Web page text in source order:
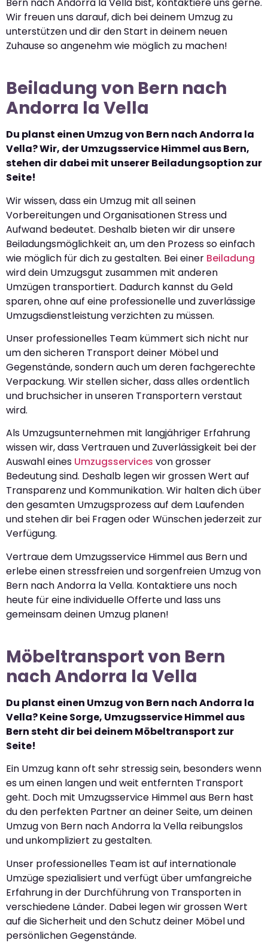
Bern nach Andorra la Vella bist, kontaktiere uns gerne.
Wir freuen uns darauf, dich bei deinem Umzug zu
unterstützen und dir den Start in deinem neuen
Zuhause so angenehm wie möglich zu machen!
Beiladung von Bern nach
Andorra la Vella
Du planst einen Umzug von Bern nach Andorra la
Vella? Wir, der Umzugsservice Himmel aus Bern,
stehen dir dabei mit unserer Beiladungsoption zur
Seite!
Wir wissen, dass ein Umzug mit all seinen
Vorbereitungen und Organisationen Stress und
Aufwand bedeutet. Deshalb bieten wir dir unsere
Beiladungsmöglichkeit an, um den Prozess so einfach
wie möglich für dich zu gestalten. Bei einer Beiladung
wird dein Umzugsgut zusammen mit anderen
Umzügen transportiert. Dadurch kannst du Geld
sparen, ohne auf eine professionelle und zuverlässige
Umzugsdienstleistung verzichten zu müssen.
Unser professionelles Team kümmert sich nicht nur
um den sicheren Transport deiner Möbel und
Gegenstände, sondern auch um deren fachgerechte
Verpackung. Wir stellen sicher, dass alles ordentlich
und bruchsicher in unseren Transportern verstaut
wird.
Als Umzugsunternehmen mit langjähriger Erfahrung
wissen wir, dass Vertrauen und Zuverlässigkeit bei der
Auswahl eines Umzugsservices von grosser
Bedeutung sind. Deshalb legen wir grossen Wert auf
Transparenz und Kommunikation. Wir halten dich über
den gesamten Umzugsprozess auf dem Laufenden
und stehen dir bei Fragen oder Wünschen jederzeit zur
Verfügung.
Vertraue dem Umzugsservice Himmel aus Bern und
erlebe einen stressfreien und sorgenfreien Umzug von
Bern nach Andorra la Vella. Kontaktiere uns noch
heute für eine individuelle Offerte und lass uns
gemeinsam deinen Umzug planen!
Möbeltransport von Bern
nach Andorra la Vella
Du planst einen Umzug von Bern nach Andorra la
Vella? Keine Sorge, Umzugsservice Himmel aus
Bern steht dir bei deinem Möbeltransport zur
Seite!
Ein Umzug kann oft sehr stressig sein, besonders wenn
es um einen langen und weit entfernten Transport
geht. Doch mit Umzugsservice Himmel aus Bern hast
du den perfekten Partner an deiner Seite, um deinen
Umzug von Bern nach Andorra la Vella reibungslos
und unkompliziert zu gestalten.
Unser professionelles Team ist auf internationale
Umzüge spezialisiert und verfügt über umfangreiche
Erfahrung in der Durchführung von Transporten in
verschiedene Länder. Dabei legen wir grossen Wert
auf die Sicherheit und den Schutz deiner Möbel und
persönlichen Gegenstände.